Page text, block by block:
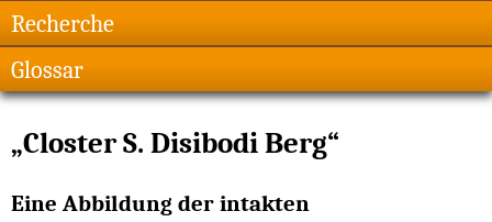
Recherche
Glossar
„Closter S. Disibodi Berg“
Eine Abbildung der intakten